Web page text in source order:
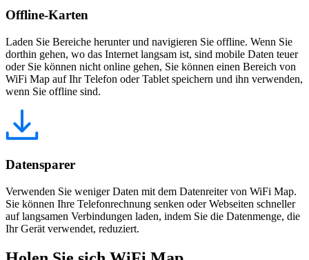
Offline-Karten
Laden Sie Bereiche herunter und navigieren Sie offline. Wenn Sie
dorthin gehen, wo das Internet langsam ist, sind mobile Daten teuer
oder Sie können nicht online gehen, Sie können einen Bereich von
WiFi Map auf Ihr Telefon oder Tablet speichern und ihn verwenden,
wenn Sie offline sind.
Datensparer
Verwenden Sie weniger Daten mit dem Datenreiter von WiFi Map.
Sie können Ihre Telefonrechnung senken oder Webseiten schneller
auf langsamen Verbindungen laden, indem Sie die Datenmenge, die
Ihr Gerät verwendet, reduziert.